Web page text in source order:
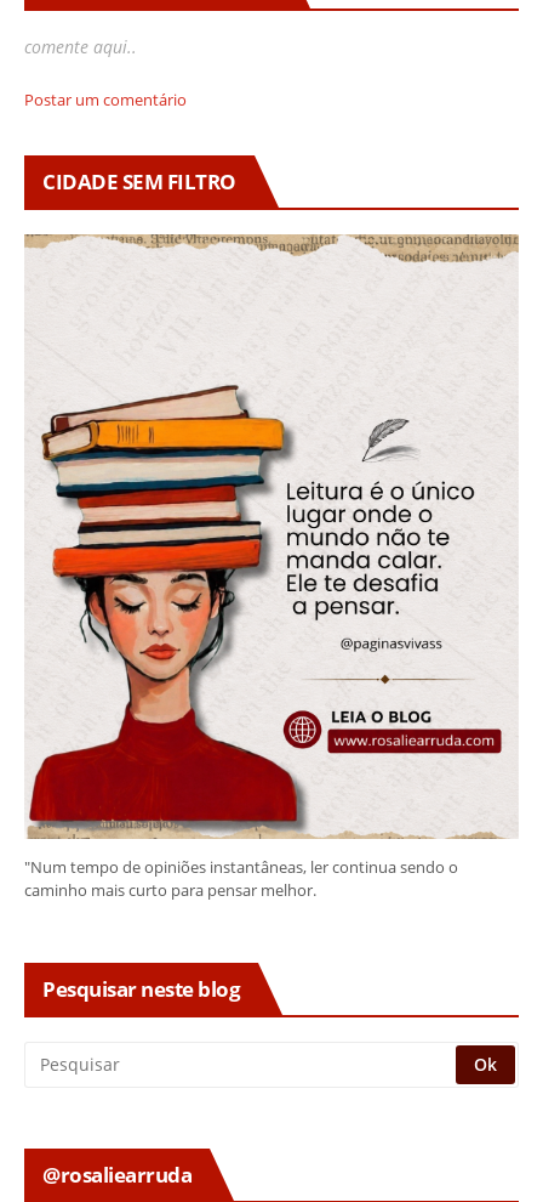
comente aqui..
Postar um comentário
CIDADE SEM FILTRO
"Num tempo de opiniões instantâneas, ler continua sendo o
caminho mais curto para pensar melhor.
Pesquisar neste blog
@rosaliearruda